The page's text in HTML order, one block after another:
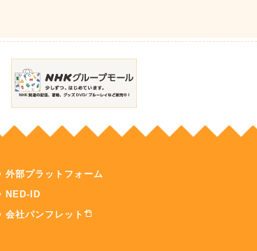
外部プラットフォーム
NED-ID
会社パンフレット